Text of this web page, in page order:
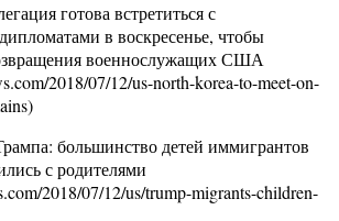
готова встретиться с
в воскресенье, чтобы
военнослужащих США
2018/07/12/us-north-korea-to-meet-on-
большинство детей иммигрантов
с родителями
2018/07/12/us/trump-migrants-children-